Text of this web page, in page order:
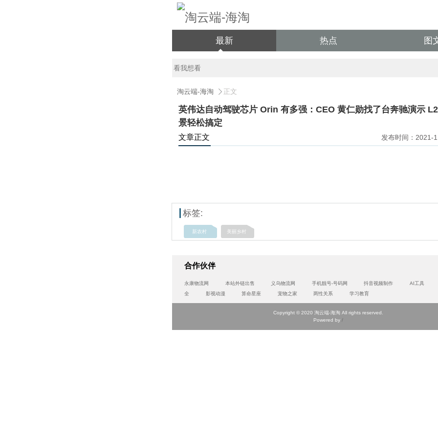
最新 热点 图
淘云端-海淘 正文
英伟达自动驾驶芯片 Orin 有多强：CEO 黄仁勋找了台奔驰演示
景轻松搞定
文章正文 发布时间：2021-
标签:
新农村 美丽乡村
合作伙伴
永康物流网 本站外链出售 义乌物流网 手机靓号-号码网 抖音视频制作
AI工具
全
影视动漫 算命星座 宠物之家 两性关系 学习教育
Copyright © 2020 淘云端-海淘 All rights reserved.
Powered by/